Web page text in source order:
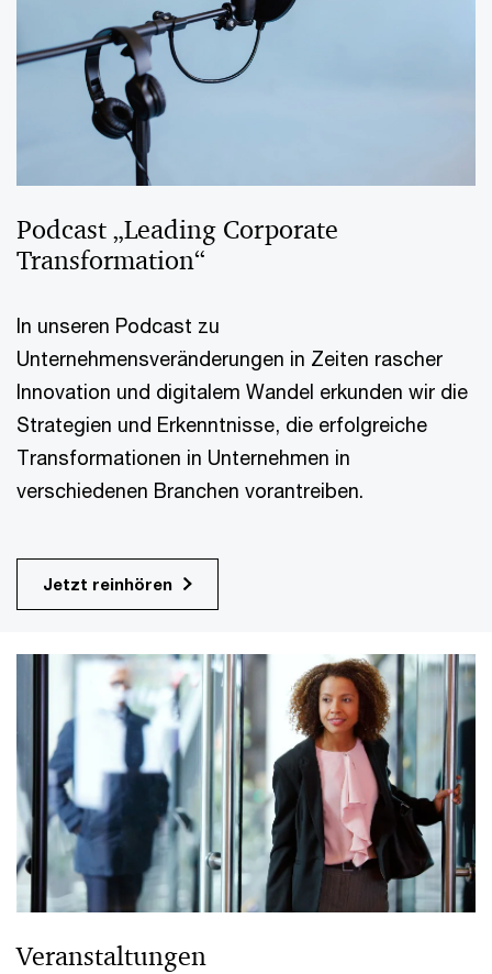
Podcast „Leading Corporate
Transformation“
In unseren Podcast zu
Unternehmensveränderungen in Zeiten rascher
Innovation und digitalem Wandel erkunden wir die
Strategien und Erkenntnisse, die erfolgreiche
Transformationen in Unternehmen in
verschiedenen Branchen vorantreiben.
Jetzt reinhören
Veranstaltungen